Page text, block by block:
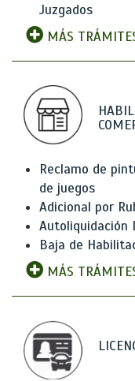
Juzgados
MÁS
Reclamo de
de juegos
Adicional por
Autoliquidación
Baja de
MÁS